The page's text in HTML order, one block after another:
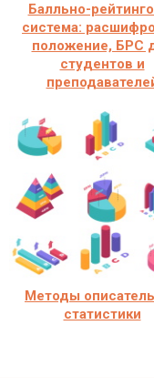
Балльно-
система:
положение, БРС
студентов и
Методы
статистики